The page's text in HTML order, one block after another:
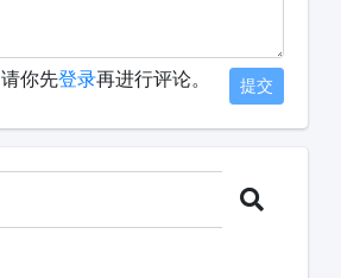
请你先登录再进行评论。 提交